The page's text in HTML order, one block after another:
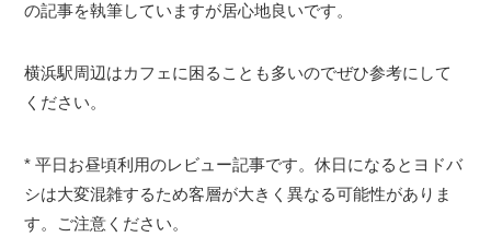
の記事を執筆していますが居心地良いです。
横浜駅周辺はカフェに困ることも多いのでぜひ参考にして
ください。
* 平日お昼頃利用のレビュー記事です。休日になるとヨドバ
シは大変混雑するため客層が大きく異なる可能性がありま
す。ご注意ください。